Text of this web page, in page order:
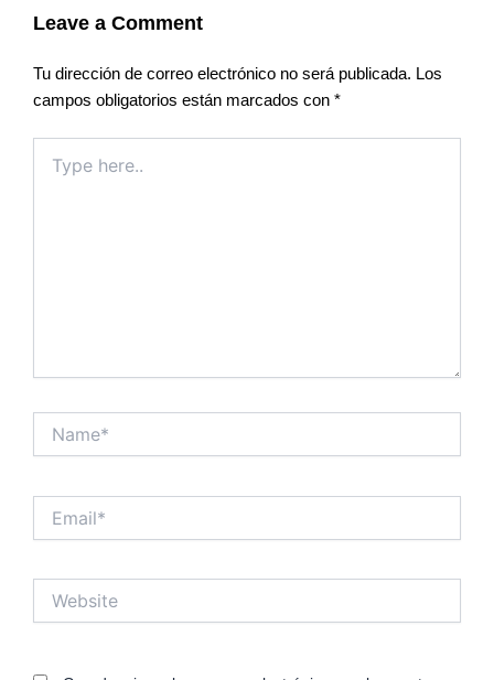
Leave a Comment
Tu dirección de correo electrónico no será publicada. Los
campos obligatorios están marcados con *
here..